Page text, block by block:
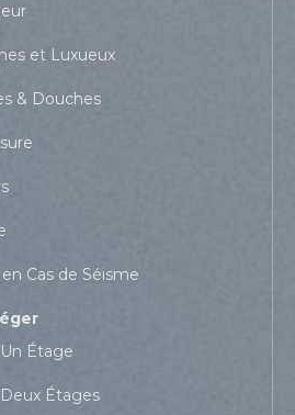
et Luxueux
& Douches
Cas de Séisme
Étage
Étages